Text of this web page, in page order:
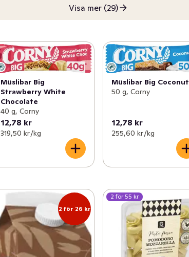
Visa mer (29)
Müslibar Big
Strawberry White
Chocolate
40 g, Corny
12,78 kr
319,50 kr /kg
Müslibar Big Coconut
50 g, Corny
12,78 kr
255,60 kr /kg
2 för 26 kr
2 för 55 kr